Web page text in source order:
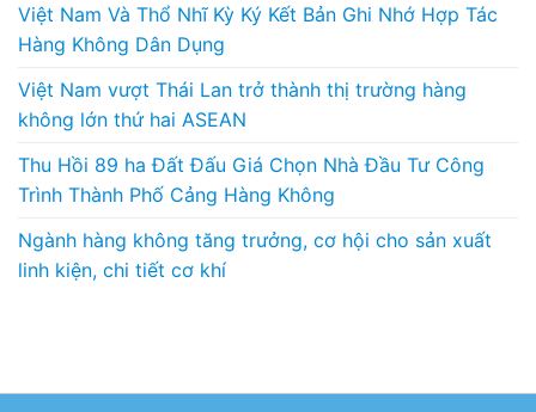
Việt Nam Và Thổ Nhĩ Kỳ Ký Kết Bản Ghi Nhớ Hợp Tác
Hàng Không Dân Dụng
Việt Nam vượt Thái Lan trở thành thị trường hàng
không lớn thứ hai ASEAN
Thu Hồi 89 ha Đất Đấu Giá Chọn Nhà Đầu Tư Công
Trình Thành Phố Cảng Hàng Không
Ngành hàng không tăng trưởng, cơ hội cho sản xuất
linh kiện, chi tiết cơ khí